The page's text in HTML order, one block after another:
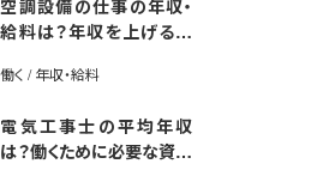
空調設備の仕事の年収・
給料は？年収を上げる方
働く / 年収・給料
電気工事士の平均年収
は？働くために必要な資格